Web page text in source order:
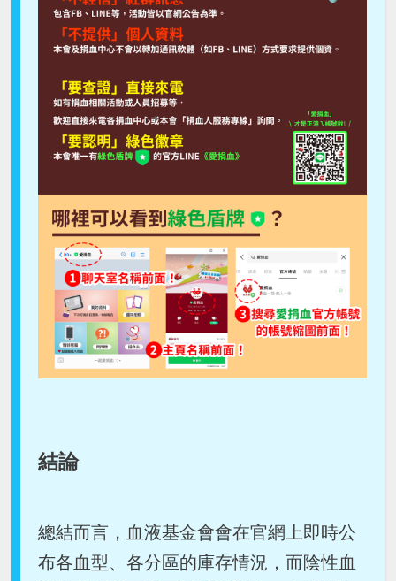
結論
總結而言，血液基金會會在官網上即時公
布各血型、各分區的庫存情況，而陰性血